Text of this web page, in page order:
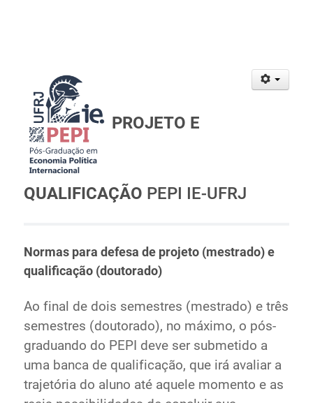
PROJETO E
QUALIFICAÇÃO PEPI IE-UFRJ
Normas para defesa de projeto (mestrado) e
qualificação (doutorado)
Ao final de dois semestres (mestrado) e três
semestres (doutorado), no máximo, o pós-
graduando do PEPI deve ser submetido a
uma banca de qualificação, que irá avaliar a
trajetória do aluno até aquele momento e as